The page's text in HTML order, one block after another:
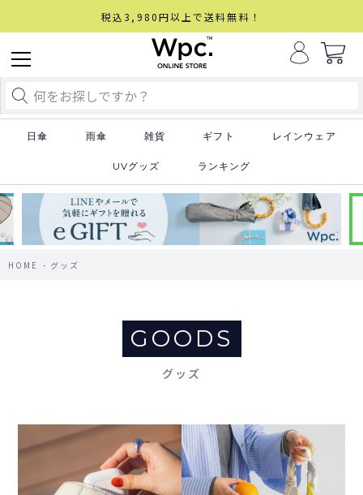
税込3,980円以上で送料無料！
日傘 雨傘 雑貨 ギフト レインウェア
UVグッズ ランキング
HOME グッズ
GOODS
グッズ